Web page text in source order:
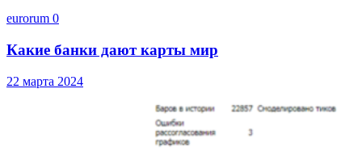
eurorum 0
Какие банки дают карты мир
22 марта 2024